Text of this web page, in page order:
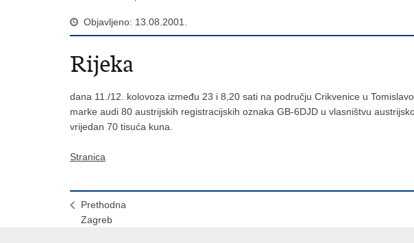
Objavljeno: 13.08.2001.
Rijeka
dana 11./12. kolovoza između 23 i 8,20 sati na području Crikvenice u
marke audi 80 austrijskih registracijskih oznaka GB-6DJD u vlasništvu
vrijedan 70 tisuća kuna.
Stranica
Prethodna
Zagreb